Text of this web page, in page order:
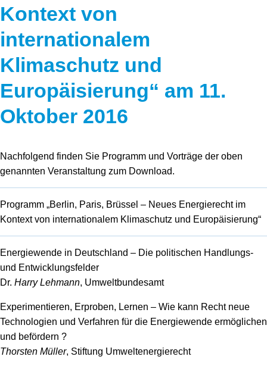
Sektorenkopplung
Speicher
Stromerzeugung
Wärme
Wasserstoff
Team
Forschungsnetzwerk
Bibliothek
Newsletter
Infomaterial
Kontext von
internationalem
Klimaschutz und
Europäisierung“ am 11.
Oktober 2016
Nachfolgend finden Sie Programm und Vorträge der oben
genannten Veranstaltung zum Download.
Programm „Berlin, Paris, Brüssel – Neues Energierecht im
Kontext von internationalem Klimaschutz und Europäisierung“
Energiewende in Deutschland – Die politischen Handlungs-
und Entwicklungsfelder
Dr. Harry Lehmann, Umweltbundesamt
Experimentieren, Erproben, Lernen – Wie kann Recht neue
Technologien und Verfahren für die Energiewende ermöglichen
und befördern ?
Thorsten Müller, Stiftung Umweltenergierecht